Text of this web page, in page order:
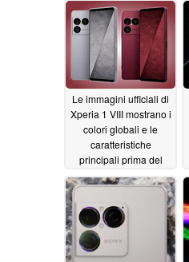
Le immagini ufficiali di
Xperia 1 VIII mostrano i
colori globali e le
caratteristiche
principali prima del
giorno di lancio
05/12/2026